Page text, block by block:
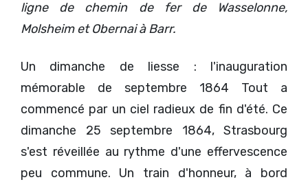
ligne de chemin de fer de Wasselonne,
Molsheim et Obernai à Barr.
Un dimanche de liesse : l'inauguration
mémorable de septembre 1864 Tout a
commencé par un ciel radieux de fin d'été. Ce
dimanche 25 septembre 1864, Strasbourg
s'est réveillée au rythme d'une effervescence
peu commune. Un train d'honneur, à bord